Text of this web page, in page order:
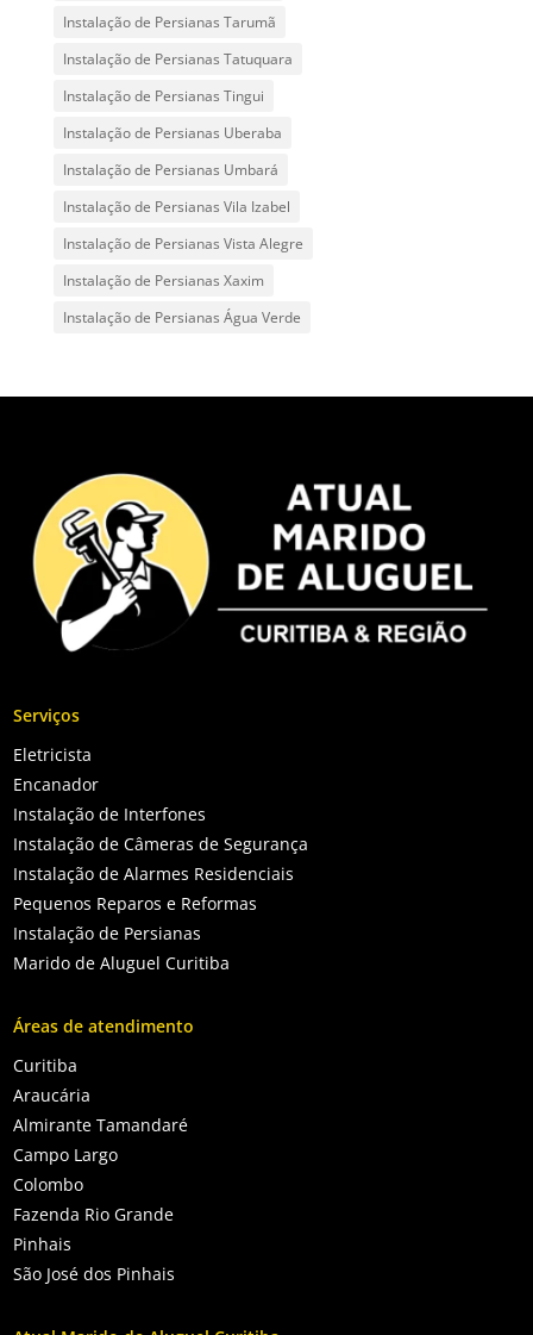
Instalação de Persianas Tarumã
Instalação de Persianas Tatuquara
Instalação de Persianas Tingui
Instalação de Persianas Uberaba
Instalação de Persianas Umbará
Instalação de Persianas Vila Izabel
Instalação de Persianas Vista Alegre
Instalação de Persianas Xaxim
Instalação de Persianas Água Verde
Serviços
Eletricista
Encanador
Instalação de Interfones
Instalação de Câmeras de Segurança
Instalação de Alarmes Residenciais
Pequenos Reparos e Reformas
Instalação de Persianas
Marido de Aluguel Curitiba
Áreas de atendimento
Curitiba
Araucária
Almirante Tamandaré
Campo Largo
Colombo
Fazenda Rio Grande
Pinhais
São José dos Pinhais